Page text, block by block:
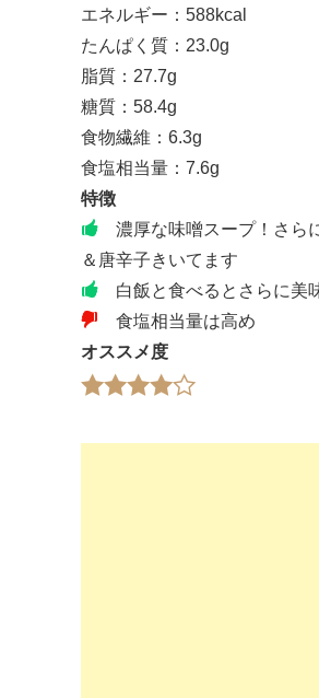
エネルギー：588kcal
たんぱく質：23.0g
脂質：27.7g
糖質：58.4g
食物繊維：6.3g
食塩相当量：7.6g
特徴
濃厚な味噌スープ！さら
＆唐辛子きいてます
白飯と食べるとさらに美
食塩相当量は高め
オススメ度